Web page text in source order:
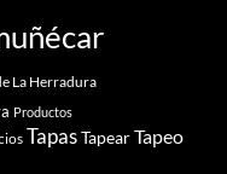
La Herradura
Productos
TapasTapearTapeo